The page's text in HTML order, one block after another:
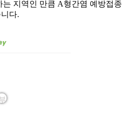
지역인 만큼 A형간염 예방접종
다.